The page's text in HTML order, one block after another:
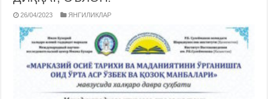
26/04/2023 ЯНГИЛИКЛАР